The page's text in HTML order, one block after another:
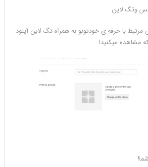
وتگ لاین
با حرفه ی خودتونو به همراه تگ لاین آپلود
مشاهده میکنید!